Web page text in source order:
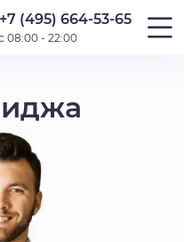
+7 (495) 664-53-65
08:00 - 22:00